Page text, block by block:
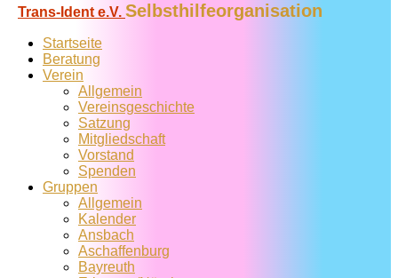
Trans-Ident e.V. Selbsthilfeorganisation
Startseite
Beratung
Verein
Allgemein
Vereins­geschichte
Satzung
Mitglied­schaft
Vorstand
Spenden
Gruppen
Allgemein
Kalender
Ansbach
Aschaffenburg
Bayreuth